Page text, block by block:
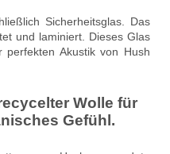
Sicherheitsglas. Das
und laminiert. Dieses Glas
Akustik von Hush
Wolle für
Gefühl.